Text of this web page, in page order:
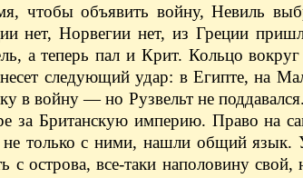
чтобы объявить войну, Невиль
нет, Норвегии нет, из Греции
а теперь пал и Крит. Кольцо
следующий удар: в Египте, на
в войну — но Рузвельт не
за Британскую империю. Право на
только с ними, нашли общий
острова, все-таки наполовину свой,